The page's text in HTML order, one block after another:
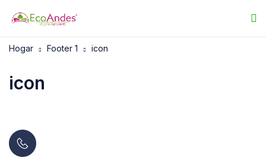
Hogar Footer 1 icon
icon